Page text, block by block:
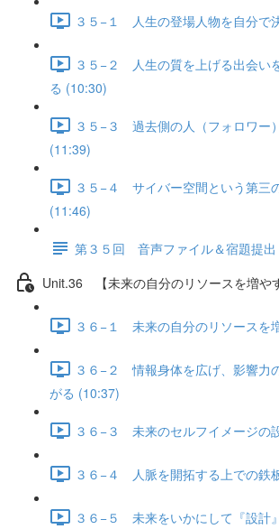
３５−１ 人生の登場人物を自分で
３５−２ 人生の質を上げる出会い
る (10:30)
３５−３ 過去側の人（フォロワー
(11:39)
３５−４ サイバー空間という第三
(11:46)
第３５回 音声ファイル＆宿題提出
Unit.36 【未来の自分のリソースを増や
３６−１ 未来の自分のリソースを
３６−２ 情報身体を広げ、影響力
がる (10:37)
３６−３ 未来のセルフイメージの
３６−４ 人脈を開拓する上での鉄
３６−５ 未来をいかにして『設計